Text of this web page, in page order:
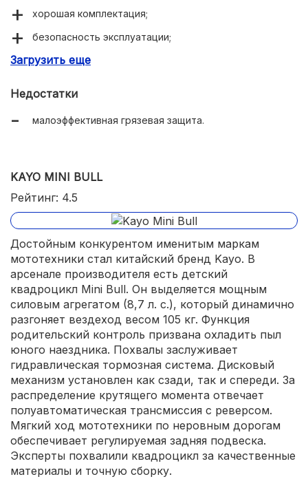
хорошая комплектация;
безопасность эксплуатации;
комфортная езда.
Загрузить еще
Недостатки
малоэффективная грязевая защита.
KAYO MINI BULL
Рейтинг: 4.5
Достойным конкурентом именитым маркам
мототехники стал китайский бренд Kayo. В
арсенале производителя есть детский
квадроцикл Mini Bull. Он выделяется мощным
силовым агрегатом (8,7 л. с.), который динамично
разгоняет вездеход весом 105 кг. Функция
родительский контроль призвана охладить пыл
юного наездника. Похвалы заслуживает
гидравлическая тормозная система. Дисковый
механизм установлен как сзади, так и спереди. За
распределение крутящего момента отвечает
полуавтоматическая трансмиссия с реверсом.
Мягкий ход мототехники по неровным дорогам
обеспечивает регулируемая задняя подвеска.
Эксперты похвалили квадроцикл за качественные
материалы и точную сборку.